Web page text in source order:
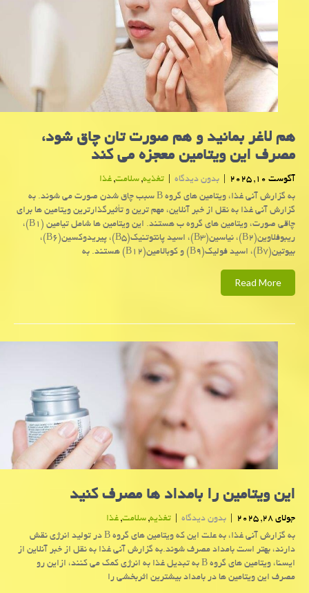
هم لاغر بمانید و هم صورت تان چاق شود،
مصرف این ویتامین معجزه می کند
آگوست 10, 2025 | بدون دیدگاه | تغذیه,سلامت,غذا
به گزارش آنی غذا، ویتامین های گروه B سبب چاق شدن صورت می شوند. به
گزارش آنی غذا به نقل از خبر آنلاین، مهم ترین و تأثیرگذارترین ویتامین ها برای
چاقی صورت، ویتامین های گروه ب هستند. این ویتامین ها شامل تیامین (B۱)،
ریبوفلاوین(B۲)، نیاسین(B۳)، اسید پانتوتنیک(B۵)، پیریدوکسین(B۶)،
بیوتین(B۷)، اسید فولیک(B۹) و کوبالامین(B۱۲) هستند. به
Read More
این ویتامین را بامداد ها مصرف کنید
جولای 28, 2025 | بدون دیدگاه | تغذیه,سلامت,غذا
به گزارش آنی غذا، به علت این که ویتامین های گروه B در تولید انرژی نقش
دارند، بهتر است بامداد مصرف شوند.به گزارش آنی غذا به نقل از خبر آنلاین از
ایسنا، ویتامین های گروه B به تبدیل غذا به انرژی کمک می کنند، ازاین رو
مصرف این ویتامین ها در بامداد بیشترین اثربخشی را